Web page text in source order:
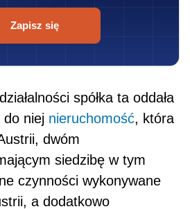
Zapisz się
spółka ta oddała
do niej nieruchomość, która
dwóm
siedzibę w tym
czynności wykonywane
a dodatkowo